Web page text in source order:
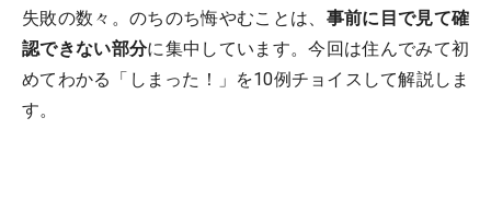
失敗の数々。のちのち悔やむことは、 事前に目で見て確
認できない部分に集中しています。今回は住んでみて初
めてわかる「しまった！」を10例チョイスして解説しま
す。